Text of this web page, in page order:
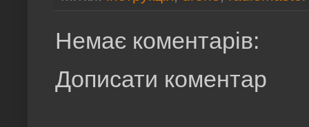
Немає коментарів:
Дописати коментар